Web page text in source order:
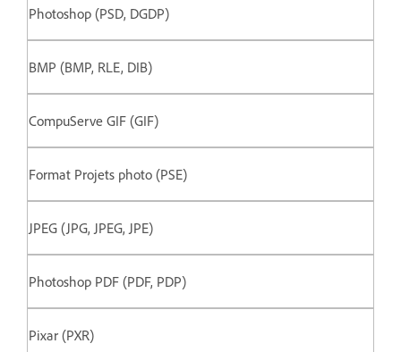
Photoshop (PSD, DGDP)
BMP (BMP, RLE, DIB)
CompuServe GIF (GIF)
Format Projets photo (PSE)
JPEG (JPG, JPEG, JPE)
Photoshop PDF (PDF, PDP)
Pixar (PXR)